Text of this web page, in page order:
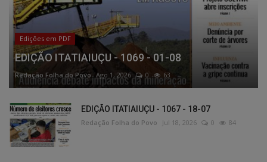
Edições em PDF
EDIÇÃO ITATIAIUÇU - 1069 - 01-08
Redação Folha do Povo Ago 1, 2026 0 63
EDIÇÃO ITATIAIUÇU - 1067 - 18-07
Redação Folha do Povo Jul 18, 2026 0 84